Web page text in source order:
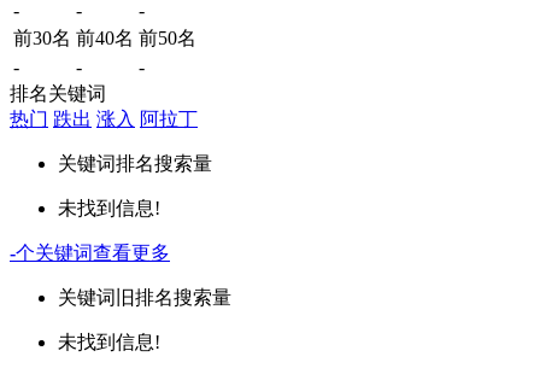
- -
-
前30名 前40名 前50名
-
-
-
排名关键词
热门 跌出 涨入 阿拉丁
关键词排名搜索量
未找到信息!
-个关键词查看更多
关键词 旧排名搜索量
未找到信息!